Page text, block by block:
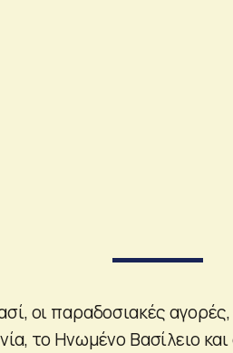
οι παραδοσιακές
το Ηνωμένο Βασίλειο